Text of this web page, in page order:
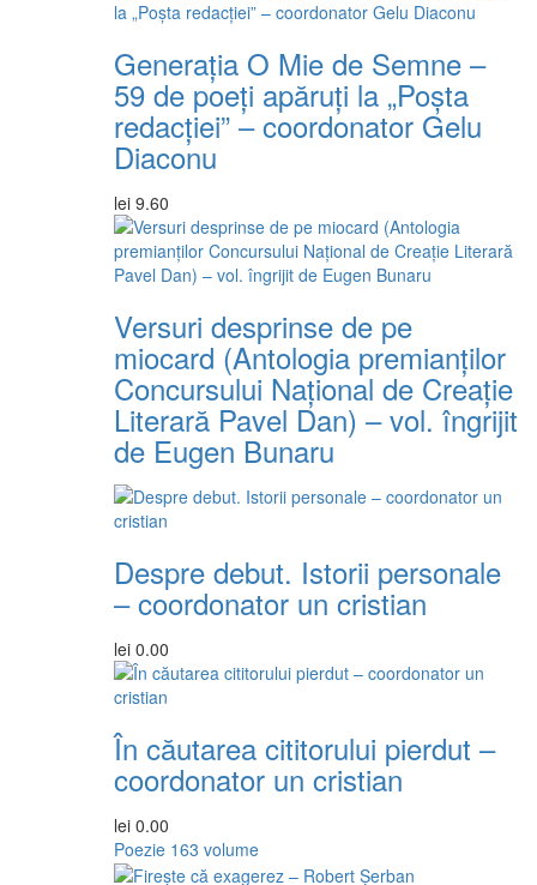
Generația O Mie de Semne –
59 de poeți apăruți la „Poșta
redacției” – coordonator Gelu
Diaconu
lei 9.60
Versuri desprinse de pe
miocard (Antologia premianţilor
Concursului Naţional de Creaţie
Literară Pavel Dan) – vol. îngrijit
de Eugen Bunaru
Despre debut. Istorii personale
– coordonator un cristian
lei 0.00
În căutarea cititorului pierdut –
coordonator un cristian
lei 0.00
Poezie 163 volume